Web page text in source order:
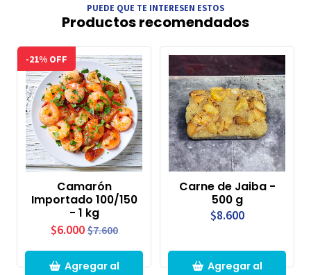
PUEDE QUE TE INTERESEN ESTOS
Productos recomendados
-21% OFF
Camarón
Importado 100/150
- 1 kg
$6.000 $7.600
Agregar al
Carne de Jaiba -
500 g
$8.600
Agregar al